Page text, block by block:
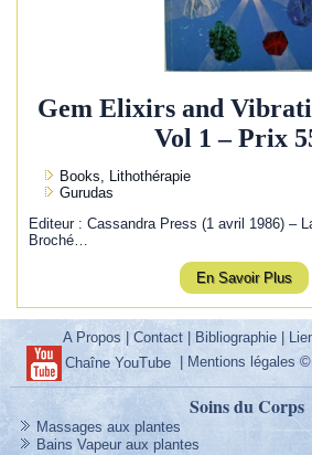
Gem Elixirs and
Vol 1 – Prix
Books, Lithothérapie
Gurudas
Editeur : Cassandra Press (1 avril 1986) –
Broché…
En Savoir Plus
A Propos |Contact | Bibliographie |
Chaîne YouTube| Mentions légales ©
Soins du Corps
Massages aux plantes
Bains Vapeur aux plantes